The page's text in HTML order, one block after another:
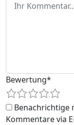
Bewertung*
4
3
2
1
Benachrichtige
Kommentare via